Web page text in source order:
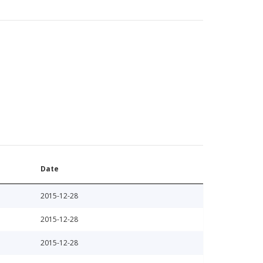
Date
2015-12-28
2015-12-28
2015-12-28